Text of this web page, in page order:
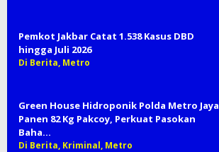
Pemkot Jakbar Catat 1.538 Kasus DBD
hingga Juli 2026
Di Berita, Metro
Green House Hidroponik Polda Metro Jaya
Panen 82 Kg Pakcoy, Perkuat Pasokan
Baha…
Di Berita, Kriminal, Metro